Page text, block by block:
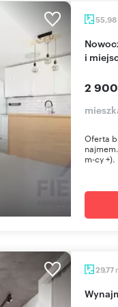
55,98
Nowoczesne 3-pokojowe mieszkanie z balkonem
i
2
Oferta
m-cy
29,77